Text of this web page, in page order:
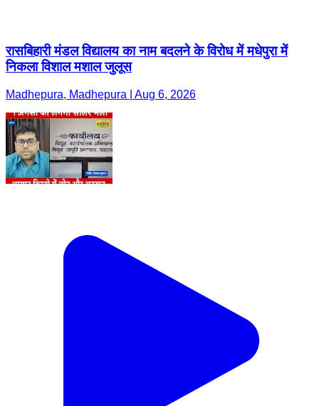
रासबिहारी मंडल विद्यालय का नाम बदलने के विरोध में मधेपुरा में
निकला विशाल मशाल जुलूस
Madhepura, Madhepura | Aug 6, 2026